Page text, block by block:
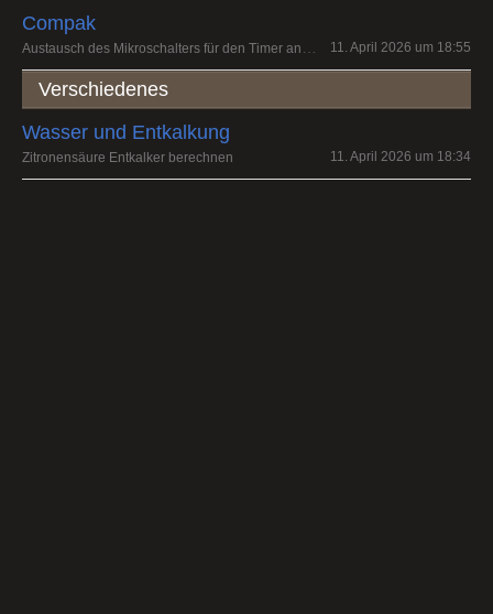
Compak
11. April 2026 um 18:55
Verschiedenes
Wasser und Entkalkung
Zitronensäure Entkalker berechnen 11. April 2026 um 18:34